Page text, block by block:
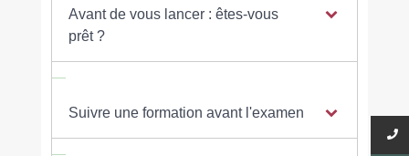
Avant de vous lancer : êtes-vous
prêt ?
Suivre une formation avant l'examen